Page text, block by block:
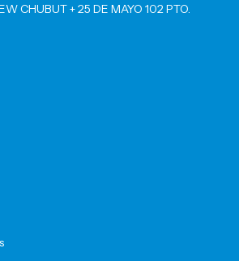
CHUBUT + 25 DE MAYO 102 PTO.